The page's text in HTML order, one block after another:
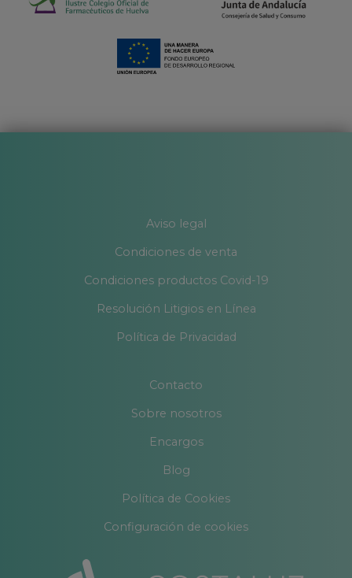
Aviso legal
Condiciones de venta
Condiciones productos Covid-19
Resolución Litigios en Línea
Política de Privacidad
Contacto
Sobre nosotros
Encargos
Blog
Política de Cookies
Configuración de cookies